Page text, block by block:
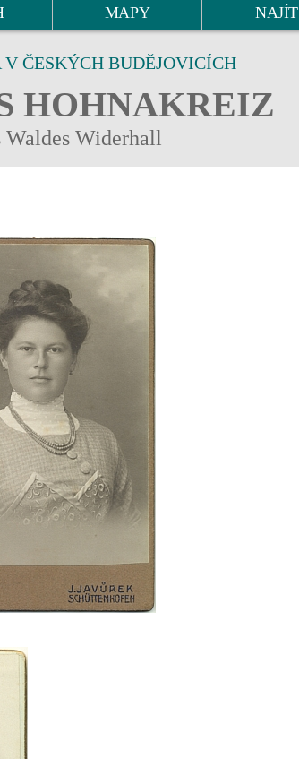
MAPY NAJÍT
ČESKÝCH BUDĚJOVICÍCH
HOHNAKREIZ
Waldes Widerhall